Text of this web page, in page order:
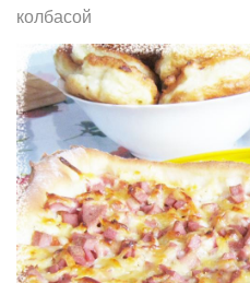
колбасой